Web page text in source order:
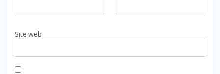
Site web